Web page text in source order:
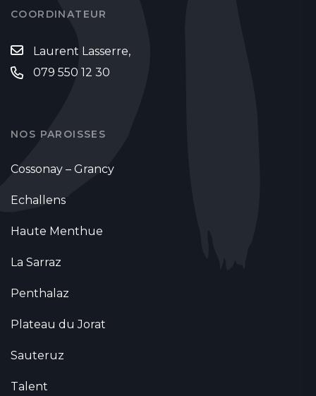
COORDINATEUR
Laurent Lasserre,
079 550 12 30
NOS PAROISSES
Cossonay – Grancy
Echallens
Haute Menthue
La Sarraz
Penthalaz
Plateau du Jorat
Sauteruz
Talent